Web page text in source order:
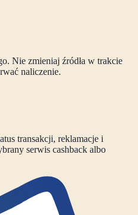
Nie zmieniaj źródła w trakcie
naliczenie.
transakcji, reklamacje i
serwis cashback albo